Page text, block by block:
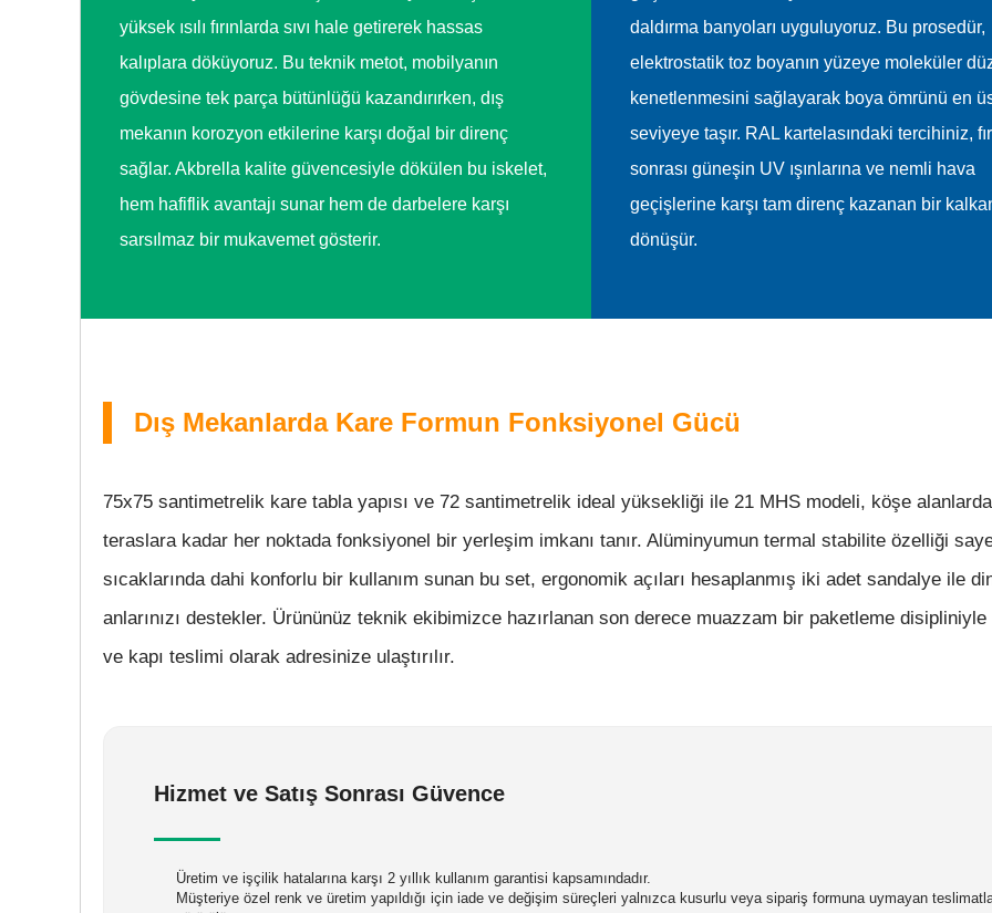
yüksek ısılı fırınlarda sıvı hale getirerek hassas
kalıplara döküyoruz. Bu teknik metot, mobilyanın
gövdesine tek parça bütünlüğü kazandırırken, dış
mekanın korozyon etkilerine karşı doğal bir direnç
sağlar. Akbrella kalite güvencesiyle dökülen bu iskelet,
hem hafiflik avantajı sunar hem de darbelere karşı
sarsılmaz bir mukavemet gösterir.
daldırma banyoları uyguluyoruz. Bu prosedür,
elektrostatik toz boyanın yüzeye moleküler
kenetlenmesini sağlayarak boya ömrünü en
seviyeye taşır. RAL kartelasındaki tercihiniz,
sonrası güneşin UV ışınlarına ve nemli hava
geçişlerine karşı tam direnç kazanan bir
dönüşür.
Dış Mekanlarda Kare Formun Fonksiyonel Gücü
75x75 santimetrelik kare tabla yapısı ve 72 santimetrelik ideal yüksekliği ile 21 MHS modeli, köşe
teraslara kadar her noktada fonksiyonel bir yerleşim imkanı tanır. Alüminyumun termal stabilite özelliği
sıcaklarında dahi konforlu bir kullanım sunan bu set, ergonomik açıları hesaplanmış iki adet sandalye ile
anlarınızı destekler. Ürününüz teknik ekibimizce hazırlanan son derece muazzam bir paketleme
ve kapı teslimi olarak adresinize ulaştırılır.
Hizmet ve Satış Sonrası Güvence
Üretim ve işçilik hatalarına karşı 2 yıllık kullanım garantisi kapsamındadır.
Müşteriye özel renk ve üretim yapıldığı için iade ve değişim süreçleri yalnızca kusurlu veya sipariş formuna uymayan